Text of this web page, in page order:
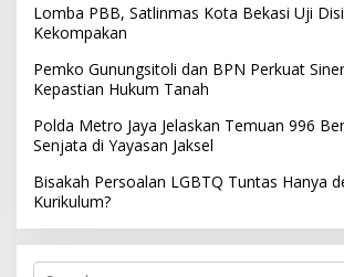
Lomba PBB, Satlinmas Kota Bekasi Uji
Kekompakan
Pemko Gunungsitoli dan BPN Perkuat
Kepastian Hukum Tanah
Polda Metro Jaya Jelaskan Temuan 996
Senjata di Yayasan Jaksel
Bisakah Persoalan LGBTQ Tuntas Hanya
Kurikulum?
S